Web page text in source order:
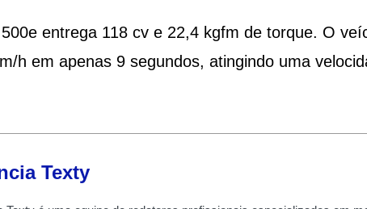
entrega 118 cv e 22,4 kgfm de torque. O
h em apenas 9 segundos, atingindo uma
Texty